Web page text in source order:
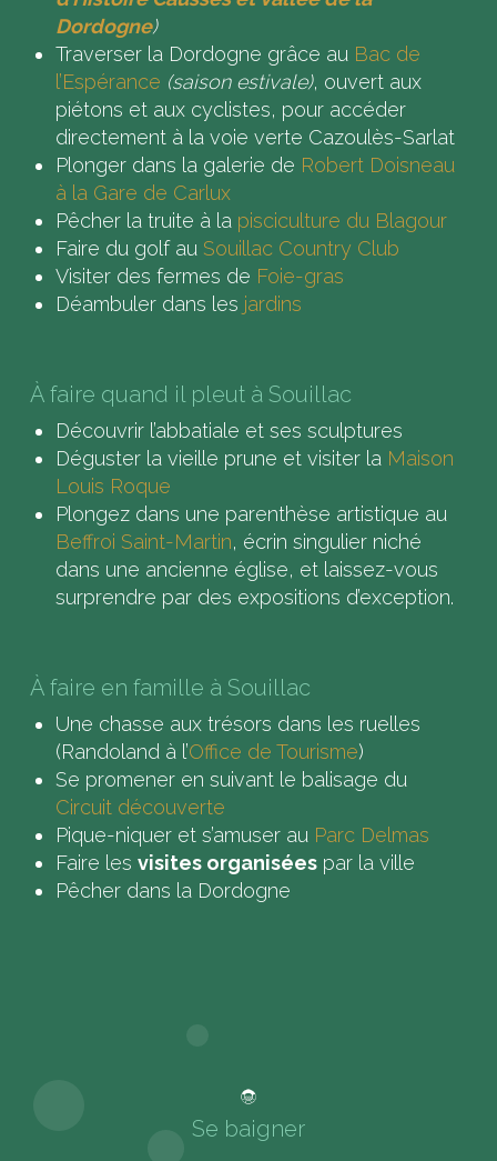
Dordogne)
Traverser la Dordogne grâce au Bac de
l’Espérance (saison estivale), ouvert aux
piétons et aux cyclistes, pour accéder
directement à la voie verte Cazoulès-Sarlat
Plonger dans la galerie de Robert Doisneau
à la Gare de Carlux
Pêcher la truite à la pisciculture du Blagour
Faire du golf au Souillac Country Club
Visiter des fermes de Foie-gras
Déambuler dans les jardins
À faire quand il pleut à Souillac
Découvrir l’abbatiale et ses sculptures
Déguster la vieille prune et visiter la Maison
Louis Roque
Plongez dans une parenthèse artistique au
Beffroi Saint-Martin, écrin singulier niché
dans une ancienne église, et laissez-vous
surprendre par des expositions d’exception.
À faire en famille à Souillac
Une chasse aux trésors dans les ruelles
(Randoland à l’Office de Tourisme)
Se promener en suivant le balisage du
Circuit découverte
Pique-niquer et s’amuser au Parc Delmas
Faire les visites organiséespar la ville
Pêcher dans la Dordogne
Se baigner